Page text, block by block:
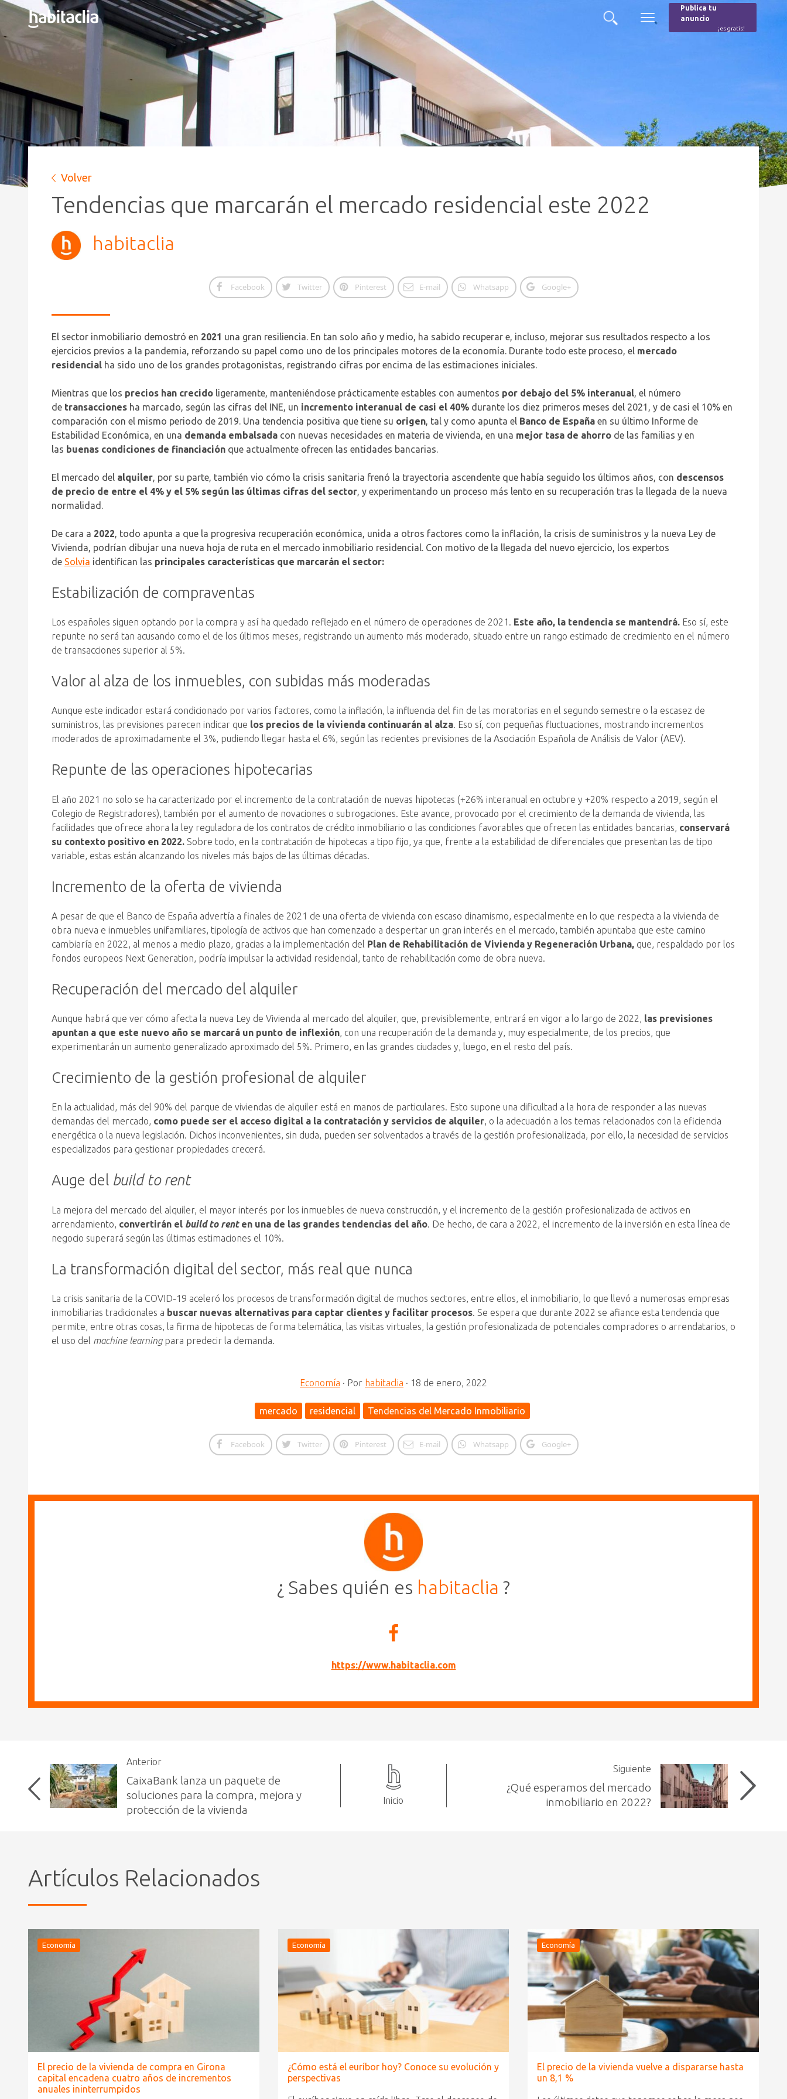
Buscar
Menú
Publica tu
anuncio
¡es gratis!
Volver
Tendencias que marcarán el mercado residencial este 2022
habitaclia
Facebook Twitter Pinterest E-mail Whatsapp Google+
El sector inmobiliario demostró en 2021 una gran resiliencia. En tan solo año y medio, ha sabido recuperar e, incluso, mejorar sus resultados respecto a los
ejercicios previos a la pandemia, reforzando su papel como uno de los principales motores de la economía. Durante todo este proceso, el mercado
residencial ha sido uno de los grandes protagonistas, registrando cifras por encima de las estimaciones iniciales.
Mientras que los precios han crecido ligeramente, manteniéndose prácticamente estables con aumentos por debajo del 5% interanual, el número
de transacciones ha marcado, según las cifras del INE, un incremento interanual de casi el 40% durante los diez primeros meses del 2021, y de casi el 10% en
comparación con el mismo periodo de 2019. Una tendencia positiva que tiene su origen, tal y como apunta el Banco de España en su último Informe de
Estabilidad Económica, en una demanda embalsada con nuevas necesidades en materia de vivienda, en una mejor tasa de ahorro de las familias y en
las buenas condiciones de financiación que actualmente ofrecen las entidades bancarias.
El mercado del alquiler, por su parte, también vio cómo la crisis sanitaria frenó la trayectoria ascendente que había seguido los últimos años, con descensos
de precio de entre el 4% y el 5% según las últimas cifras del sector, y experimentando un proceso más lento en su recuperación tras la llegada de la nueva
normalidad.
De cara a 2022, todo apunta a que la progresiva recuperación económica, unida a otros factores como la inflación, la crisis de suministros y la nueva Ley de
Vivienda, podrían dibujar una nueva hoja de ruta en el mercado inmobiliario residencial. Con motivo de la llegada del nuevo ejercicio, los expertos
de Solvia identifican las principales características que marcarán el sector:
Estabilización de compraventas
Los españoles siguen optando por la compra y así ha quedado reflejado en el número de operaciones de 2021. Este año, la tendencia se mantendrá. Eso sí, este
repunte no será tan acusando como el de los últimos meses, registrando un aumento más moderado, situado entre un rango estimado de crecimiento en el número
de transacciones superior al 5%.
Valor al alza de los inmuebles, con subidas más moderadas
Aunque este indicador estará condicionado por varios factores, como la inflación, la influencia del fin de las moratorias en el segundo semestre o la escasez de
suministros, las previsiones parecen indicar que los precios de la vivienda continuarán al alza. Eso sí, con pequeñas fluctuaciones, mostrando incrementos
moderados de aproximadamente el 3%, pudiendo llegar hasta el 6%, según las recientes previsiones de la Asociación Española de Análisis de Valor (AEV).
Repunte de las operaciones hipotecarias
El año 2021 no solo se ha caracterizado por el incremento de la contratación de nuevas hipotecas (+26% interanual en octubre y +20% respecto a 2019, según el
Colegio de Registradores), también por el aumento de novaciones o subrogaciones. Este avance, provocado por el crecimiento de la demanda de vivienda, las
facilidades que ofrece ahora la ley reguladora de los contratos de crédito inmobiliario o las condiciones favorables que ofrecen las entidades bancarias, conservará
su contexto positivo en 2022. Sobre todo, en la contratación de hipotecas a tipo fijo, ya que, frente a la estabilidad de diferenciales que presentan las de tipo
variable, estas están alcanzando los niveles más bajos de las últimas décadas.
Incremento de la oferta de vivienda
A pesar de que el Banco de España advertía a finales de 2021 de una oferta de vivienda con escaso dinamismo, especialmente en lo que respecta a la vivienda de
obra nueva e inmuebles unifamiliares, tipología de activos que han comenzado a despertar un gran interés en el mercado, también apuntaba que este camino
cambiaría en 2022, al menos a medio plazo, gracias a la implementación del Plan de Rehabilitación de Vivienda y Regeneración Urbana, que, respaldado por los
fondos europeos Next Generation, podría impulsar la actividad residencial, tanto de rehabilitación como de obra nueva.
Recuperación del mercado del alquiler
Aunque habrá que ver cómo afecta la nueva Ley de Vivienda al mercado del alquiler, que, previsiblemente, entrará en vigor a lo largo de 2022, las previsiones
apuntan a que este nuevo año se marcará un punto de inflexión, con una recuperación de la demanda y, muy especialmente, de los precios, que
experimentarán un aumento generalizado aproximado del 5%. Primero, en las grandes ciudades y, luego, en el resto del país.
Crecimiento de la gestión profesional de alquiler
En la actualidad, más del 90% del parque de viviendas de alquiler está en manos de particulares. Esto supone una dificultad a la hora de responder a las nuevas
demandas del mercado, como puede ser el acceso digital a la contratación y servicios de alquiler, o la adecuación a los temas relacionados con la eficiencia
energética o la nueva legislación. Dichos inconvenientes, sin duda, pueden ser solventados a través de la gestión profesionalizada, por ello, la necesidad de servicios
especializados para gestionar propiedades crecerá.
Auge del build to rent
La mejora del mercado del alquiler, el mayor interés por los inmuebles de nueva construcción, y el incremento de la gestión profesionalizada de activos en
arrendamiento, convertirán el buildto renten una de las grandes tendencias del año. De hecho, de cara a 2022, el incremento de la inversión en esta línea de
negocio superará según las últimas estimaciones el 10%.
La transformación digital del sector, más real que nunca
La crisis sanitaria de la COVID-19 aceleró los procesos de transformación digital de muchos sectores, entre ellos, el inmobiliario, lo que llevó a numerosas empresas
inmobiliarias tradicionales a buscar nuevas alternativas para captar clientes y facilitar procesos. Se espera que durante 2022 se afiance esta tendencia que
permite, entre otras cosas, la firma de hipotecas de forma telemática, las visitas virtuales, la gestión profesionalizada de potenciales compradores o arrendatarios, o
el uso del machine learningpara predecir la demanda.
Economía · Por habitaclia · 18 de enero, 2022
mercado residencial Tendencias del Mercado Inmobiliario
Facebook Twitter Pinterest E-mail Whatsapp Google+
¿ Sabes quién es habitaclia ?
https://www.habitaclia.com
Anterior
CaixaBank lanza un paquete de
soluciones para la compra, mejora y
protección de la vivienda
Inicio
Siguiente
¿Qué esperamos del mercado
inmobiliario en 2022?
Artículos Relacionados
Economía
El precio de la vivienda de compra en Girona
capital encadena cuatro años de incrementos
anuales ininterrumpidos
Economía
¿Cómo está el euríbor hoy? Conoce su evolución y
perspectivas
Economía
El precio de la vivienda vuelve a dispararse hasta
un 8,1 %